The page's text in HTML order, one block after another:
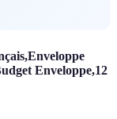
Enveloppe,12